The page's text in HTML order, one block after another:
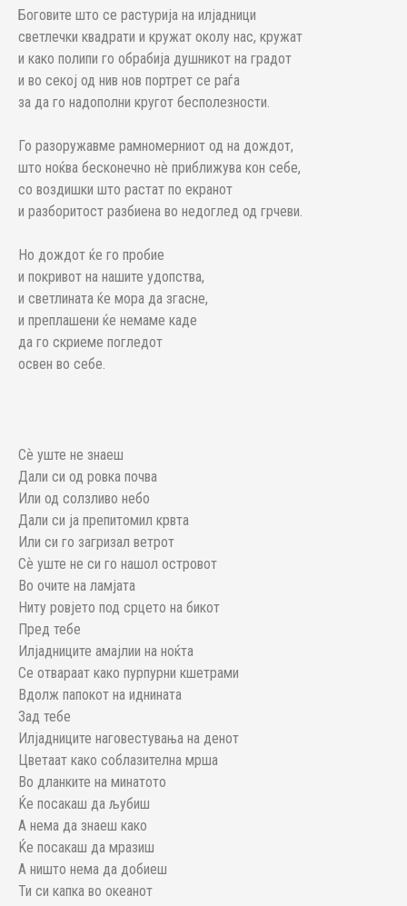
Боговите што се растурија на илјадници
светлечки квадрати и кружат околу нас, кружат
и како полипи го обрабија душникот на градот
и во секој од нив нов портрет се раѓа
за да го надополни кругот бесполезности.
Го разоружавме рамномерниот од на дождот,
што ноќва бесконечно нѐ приближува кон себе,
со воздишки што растат по екранот
и разборитост разбиена во недоглед од грчеви.
Но дождот ќе го пробие
и покривот на нашите удопства,
и светлината ќе мора да згасне,
и преплашени ќе немаме каде
да го скриеме погледот
освен во себе.
Сѐ уште не знаеш
Дали си од ровка почва
Или од солзливо небо
Дали си ја препитомил крвта
Или си го загризал ветрот
Сѐ уште не си го нашол островот
Во очите на ламјата
Ниту ровјето под срцето на бикот
Пред тебе
Илјадниците амајлии на ноќта
Се отвараат како пурпурни кшетрами
Вдолж папокот на иднината
Зад тебе
Илјадниците наговестувања на денот
Цветаат како соблазителна мрша
Во дланките на минатото
Ќе посакаш да љубиш
А нема да знаеш како
Ќе посакаш да мразиш
А ништо нема да добиеш
Ти си капка во океанот